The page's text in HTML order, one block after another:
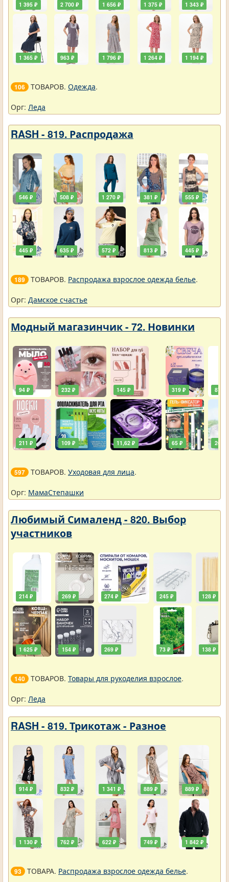
1 395 ₽
1 365 ₽
2 700 ₽
963 ₽
1 656 ₽
1 796 ₽
1 375 ₽
1 264 ₽
1 343 ₽
1 194 ₽
106 ТОВАРОВ. Одежда.
Орг: Леда
RASH - 819. Распродажа
546 ₽
445 ₽
508 ₽
635 ₽
1 270 ₽
572 ₽
381 ₽
813 ₽
555 ₽
445 ₽
189 ТОВАРОВ. Распродажа взрослое одежда белье.
Орг: Дамское счастье
Модный магазинчик - 72. Новинки
94 ₽
211 ₽
232 ₽
109 ₽
145 ₽
11,62 ₽
319 ₽
65 ₽
87 ₽
261 ₽
597 ТОВАРОВ. Уходовая для лица.
Орг: МамаСтепашки
Любимый Сималенд - 820. Выбор
участников
214 ₽
1 625 ₽
269 ₽
154 ₽
274 ₽
269 ₽
245 ₽
73 ₽
128 ₽
138 ₽
140 ТОВАРОВ. Товары для рукоделия взрослое.
Орг: Леда
RASH - 819. Трикотаж - Разное
914 ₽
1 130 ₽
832 ₽
762 ₽
1 341 ₽
622 ₽
889 ₽
749 ₽
889 ₽
1 842 ₽
93 ТОВАРА. Распродажа взрослое одежда белье.